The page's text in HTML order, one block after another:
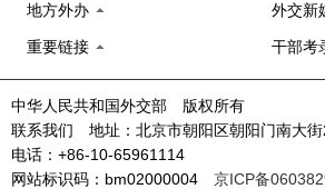
地方外办 外交新
重要链接 干部考
中华人民共和国外交部 版权所有
联系我们 地址：北京市朝阳区朝阳门南大
电话：+86-10-65961114
网站标识码：bm02000004 京ICP备